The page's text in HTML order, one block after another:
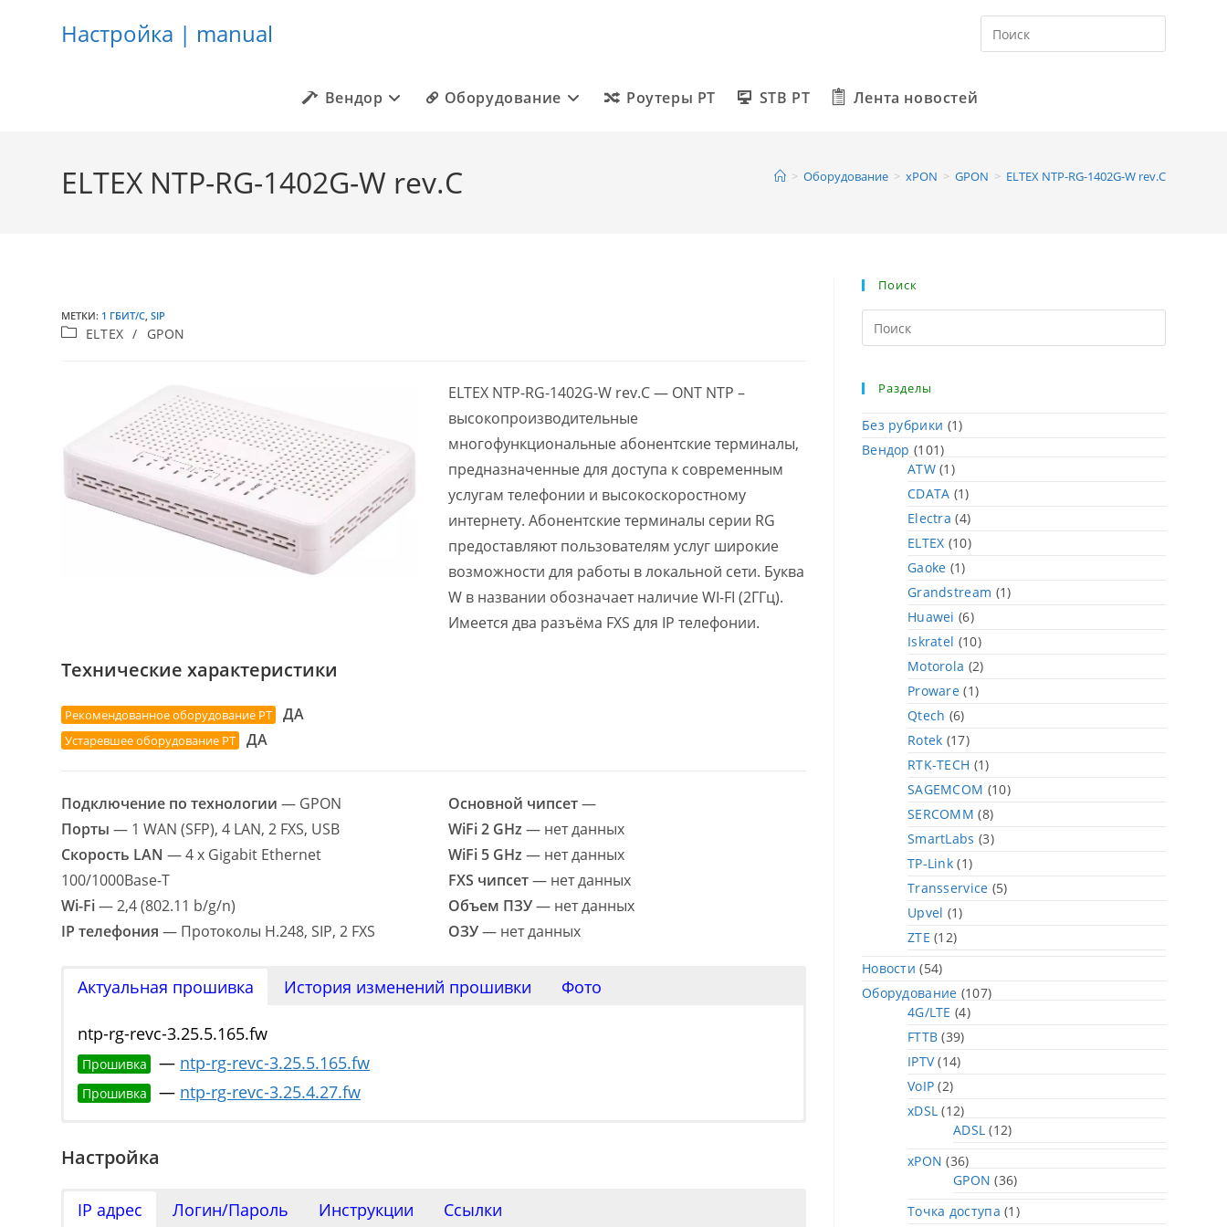
содержимому
Настройка | manual
Вендор Оборудование Роутеры РТ STB РТ Лента новостей
ELTEX NTP-RG-1402G-W rev.C > Оборудование > xPON > GPON > ELTEX NTP-RG-1402G-W rev.C
МЕТКИ: 1 ГБИТ/С, SIP
Рубрика
ELTEX / GPON
ELTEX NTP-RG-1402G-W rev.C — ONT NTP –
высокопроизводительные
многофункциональные абонентские терминалы,
предназначенные для доступа к современным
услугам телефонии и высокоскоростному
интернету. Абонентские терминалы серии RG
предоставляют пользователям услуг широкие
возможности для работы в локальной сети. Буква
W в названии обозначает наличие WI-FI (2ГГц).
Имеется два разъёма FXS для IP телефонии.
Технические характеристики
Рекомендованное оборудование РТ ДА
Устаревшее оборудование РТ ДА
Подключение по технологии — GPON
Порты — 1 WAN (SFP), 4 LAN, 2 FXS, USB
Скорость LAN — 4 x Gigabit Ethernet
100/1000Base-T
Wi-Fi— 2,4 (802.11 b/g/n)
IP телефония — Протоколы H.248, SIP, 2 FXS
Основной чипсет—
WiFi 2 GHz — нет данных
WiFi 5 GHz — нет данных
FXS чипсет— нет данных
Объем ПЗУ— нет данных
ОЗУ— нет данных
Актуальная прошивка История изменений прошивки Фото
ntp-rg-revc-3.25.5.165.fw
Прошивка — ntp-rg-revc-3.25.5.165.fw
Прошивка — ntp-rg-revc-3.25.4.27.fw
Настройка
IP адрес Логин/Пароль Инструкции Ссылки
Поиск
Разделы
Без рубрики (1)
Вендор (101)
ATW (1)
CDATA (1)
Electra (4)
ELTEX (10)
Gaoke (1)
Grandstream (1)
Huawei (6)
Iskratel (10)
Motorola (2)
Proware (1)
Qtech (6)
Rotek (17)
RTK-TECH (1)
SAGEMCOM (10)
SERCOMM (8)
SmartLabs (3)
TP-Link (1)
Transservice (5)
Upvel (1)
ZTE (12)
Новости (54)
Оборудование (107)
4G/LTE (4)
FTTB (39)
IPTV (14)
VoIP (2)
xDSL (12)
ADSL (12)
xPON (36)
GPON (36)
Точка доступа (1)